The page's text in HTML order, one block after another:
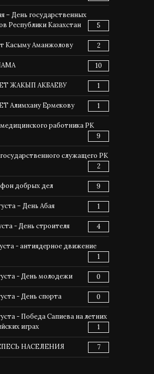
– День государственных
Республики Казахстан
5
Касыму Аманжолову 2
10
ЖАКЫП АКБАЕВУ 1
Алимхану Ермекову 1
работника РК
9
служащего РК
2
добрых дел 9
– День Абая 1
- День строителя 4
- антиядерное движение
1
- День молодежи 0
- День спорта 0
- Победа Сапиева на летних
играх
1
НАСЕЛЕНИЯ 7